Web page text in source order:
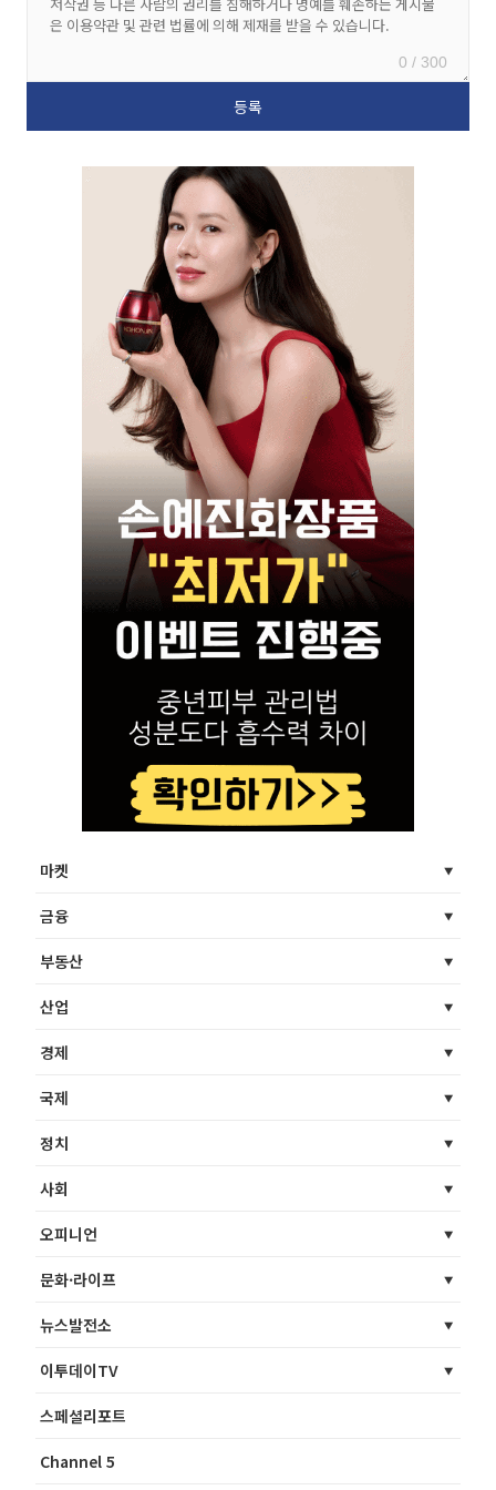
0 / 300
마켓
금융
부동산
산업
경제
국제
정치
사회
오피니언
문화·라이프
뉴스발전소
이투데이TV
스페셜리포트
Channel 5